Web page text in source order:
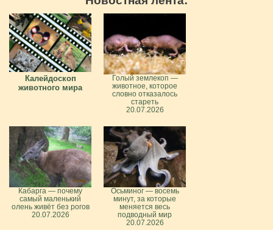
Калейдоскоп
животного мира
Голый землекоп —
животное, которое
словно отказалось
стареть
20.07.2026
Кабарга — почему
самый маленький
олень живёт без рогов
20.07.2026
Осьминог — восемь
минут, за которые
меняется весь
подводный мир
20.07.2026